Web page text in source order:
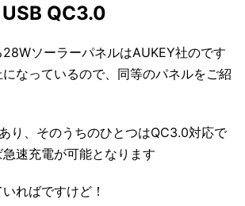
USB QC3.0
ソーラーパネルはAUKEY社のです
なっているので、同等のパネルをご紹
り、そのうちのひとつはQC3.0対応で
速充電が可能となります
ればですけど！